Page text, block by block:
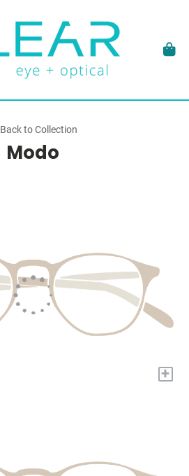
Back to Collection
Modo
+